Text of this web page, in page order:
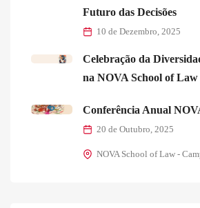
Futuro das Decisões
10 de Dezembro, 2025
Celebração da
na NOVA School of Law
Conferência Anual
20 de Outubro, 2025
NOVA School of Law -